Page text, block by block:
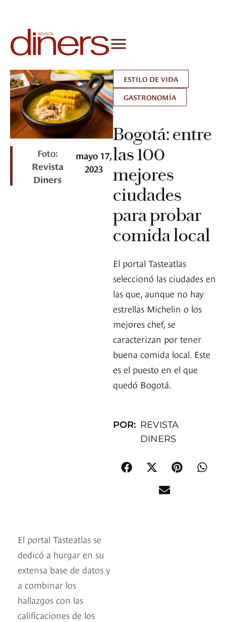
Foto:
Revista
Diners
mayo 17,
2023
ESTILO DE VIDA
GASTRONOMÍA
Bogotá: entre
las 100
mejores
ciudades
para probar
comida local
El portal Tasteatlas
seleccionó las ciudades en
las que, aunque no hay
estrellas Michelin o los
mejores chef, se
caracterizan por tener
buena comida local. Este
es el puesto en el que
quedó Bogotá.
POR: REVISTA
DINERS
El portal Tasteatlas se
dedicó a hurgar en su
extensa base de datos y
a combinar los
hallazgos con las
calificaciones de los